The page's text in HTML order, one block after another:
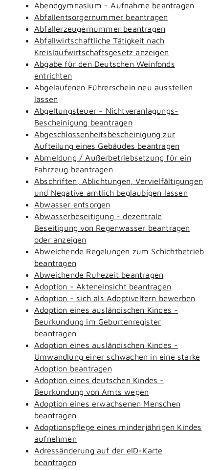
Abendgymnasium - Aufnahme beantragen
Abfallentsorgernummer beantragen
Abfallerzeugernummer beantragen
Abfallwirtschaftliche Tätigkeit nach
Kreislaufwirtschaftsgesetz anzeigen
Abgabe für den Deutschen Weinfonds
entrichten
Abgelaufenen Führerschein neu ausstellen
lassen
Abgeltungsteuer - Nichtveranlagungs-
Bescheinigung beantragen
Abgeschlossenheitsbescheinigung zur
Aufteilung eines Gebäudes beantragen
Abmeldung / Außerbetriebsetzung für ein
Fahrzeug beantragen
Abschriften, Ablichtungen, Vervielfältigungen
und Negative amtlich beglaubigen lassen
Abwasser entsorgen
Abwasserbeseitigung - dezentrale
Beseitigung von Regenwasser beantragen
oder anzeigen
Abweichende Regelungen zum Schichtbetrieb
beantragen
Abweichende Ruhezeit beantragen
Adoption - Akteneinsicht beantragen
Adoption - sich als Adoptiveltern bewerben
Adoption eines ausländischen Kindes -
Beurkundung im Geburtenregister
beantragen
Adoption eines ausländischen Kindes -
Umwandlung einer schwachen in eine starke
Adoption beantragen
Adoption eines deutschen Kindes -
Beurkundung von Amts wegen
Adoption eines erwachsenen Menschen
beantragen
Adoptionspflege eines minderjährigen Kindes
aufnehmen
Adressänderung auf der eID-Karte
beantragen